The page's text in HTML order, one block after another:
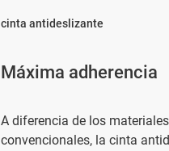
cinta antideslizante
Máxima adherencia
A diferencia de los
convencionales, la cinta